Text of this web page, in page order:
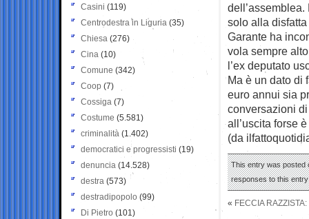
solo alla
Garante ha
vola sempre
l’ex deputato
Ma è un dato di
euro annui sia
conversazioni
all’uscita forse
(da
This entry was posted
responses to this
« FECCIA
Casini (119)
Centrodestra in Liguria (35)
Chiesa (276)
Cina (10)
Comune (342)
Coop (7)
Cossiga (7)
Costume (5.581)
criminalità (1.402)
democratici e progressisti (19)
denuncia (14.528)
destra (573)
destradipopolo (99)
Di Pietro (101)